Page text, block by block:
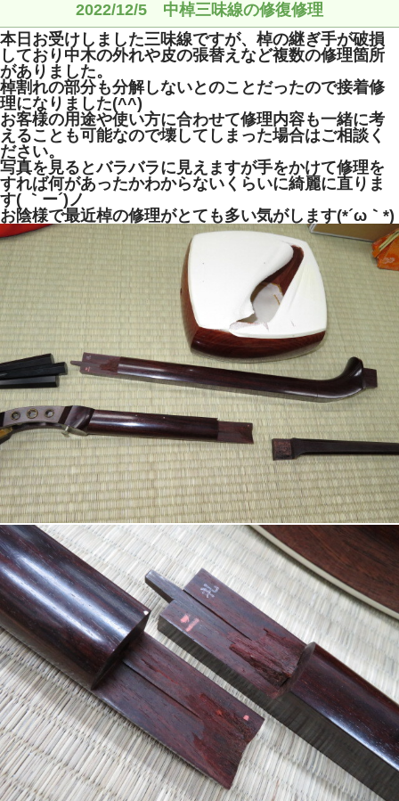
2022/12/5 中棹三味線の修復修理
本日お受けしました三味線ですが、棹の継ぎ手が破損
しており中木の外れや皮の張替えなど複数の修理箇所
がありました。
棹割れの部分も分解しないとのことだったので接着修
理になりました(^^)
お客様の用途や使い方に合わせて修理内容も一緒に考
えることも可能なので壊してしまった場合はご相談く
ださい。
写真を見るとバラバラに見えますが手をかけて修理を
すれば何があったかわからないくらいに綺麗に直りま
す( ｀ー´)ノ
お陰様で最近棹の修理がとても多い気がします(*´ω｀*)